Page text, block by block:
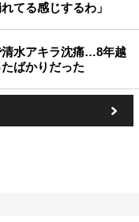
てる感じするわ」
水アキラ沈痛…8年越
ばかりだった